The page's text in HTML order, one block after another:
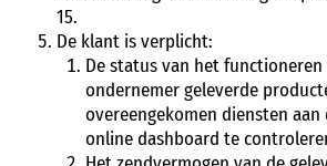
15.
De klant is verplicht:
De status van het
ondernemer geleverde
overeengekomen diensten
online dashboard te